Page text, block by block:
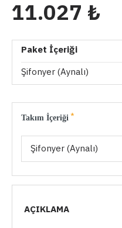
11.027 ₺
Paket İçeriği
Şifonyer (Aynalı)
Takım İçeriği
Şifonyer (Aynalı)
AÇIKLAMA